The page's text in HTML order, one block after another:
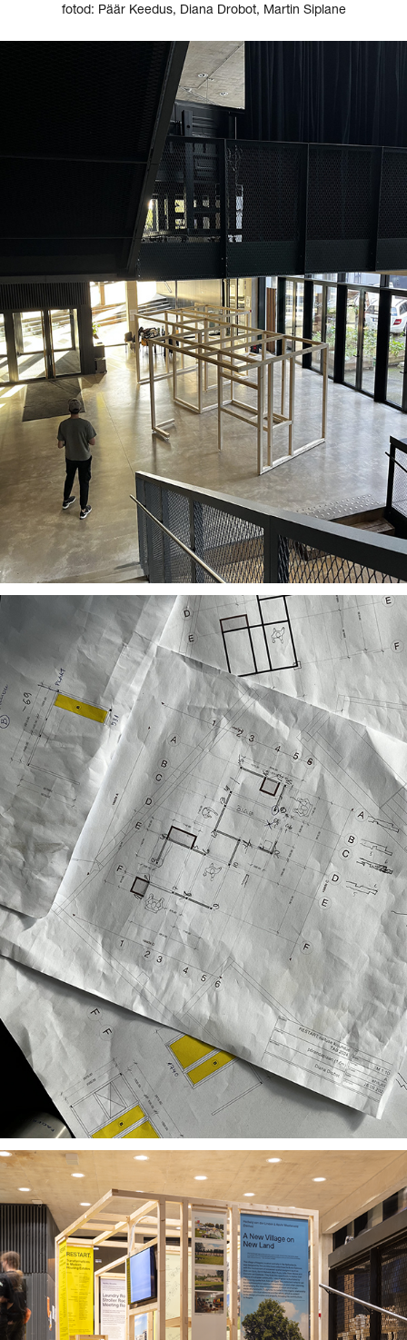
fotod: Päär Keedus, Diana Drobot, Martin Siplane